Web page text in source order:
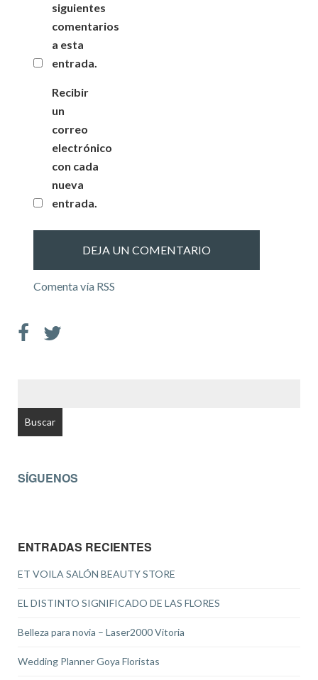
siguientes
comentarios
a esta
entrada.
Recibir
un
correo
electrónico
con cada
nueva
entrada.
Comenta vía RSS
SÍGUENOS
ENTRADAS RECIENTES
ET VOILA SALÓN BEAUTY STORE
EL DISTINTO SIGNIFICADO DE LAS FLORES
Belleza para novia – Laser2000 Vitoria
Wedding Planner Goya Floristas